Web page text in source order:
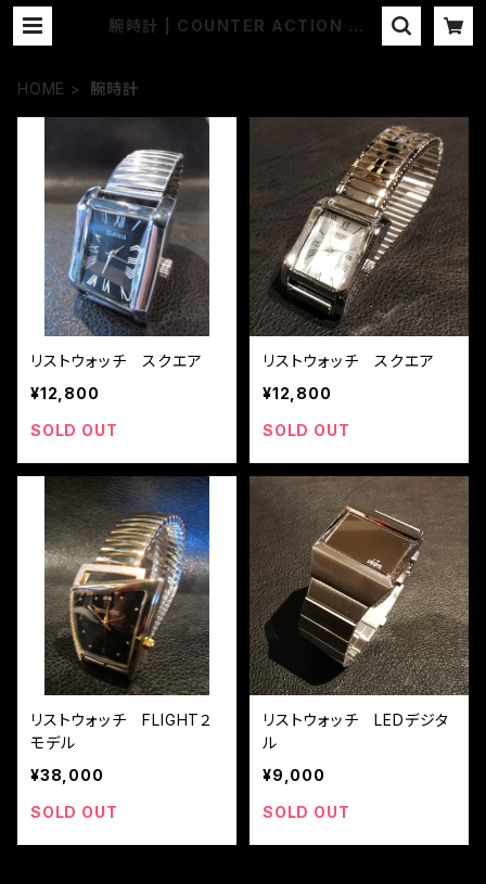
腕時計 | COUNTER ACTION WE
HOME 腕時計
リストウォッチ スクエア
¥12,800
SOLD OUT
リストウォッチ スクエア
¥12,800
SOLD OUT
リストウォッチ FLIGHT２
モデル
¥38,000
SOLD OUT
リストウォッチ LEDデジタ
ル
¥9,000
SOLD OUT